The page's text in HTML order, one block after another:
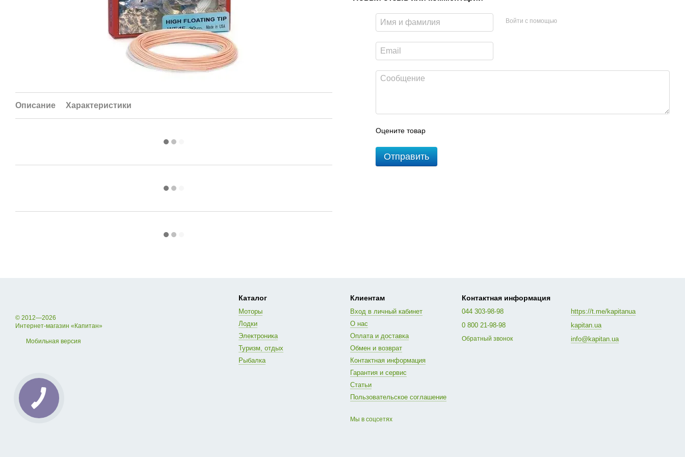
Описание Характеристики
Войти с помощью
Оцените товар
Отправить
© 2012—2026
Интернет-магазин «Капитан»
Мобильная версия
Каталог
Моторы
Лодки
Электроника
Туризм, отдых
Рыбалка
Клиентам
Вход в личный кабинет
О нас
Оплата и доставка
Обмен и возврат
Контактная информация
Гарантия и сервис
Статьи
Пользовательское соглашение
Мы в соцсетях
Контактная информация
044 303-98-98
0 800 21-98-98
Обратный звонок
https://t.me/kapitanua
kapitan.ua
info@kapitan.ua